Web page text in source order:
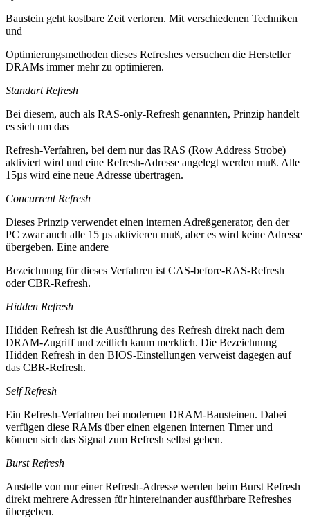
Baustein geht kostbare Zeit verloren. Mit verschiedenen Techniken
und
Optimierungsmethoden dieses Refreshes versuchen die Hersteller
DRAMs immer mehr zu optimieren.
Standart Refresh
Bei diesem, auch als RAS-only-Refresh genannten, Prinzip handelt
es sich um das
Refresh-Verfahren, bei dem nur das RAS (Row Address Strobe)
aktiviert wird und eine Refresh-Adresse angelegt werden muß. Alle
15µs wird eine neue Adresse übertragen.
Concurrent Refresh
Dieses Prinzip verwendet einen internen Adreßgenerator, den der
PC zwar auch alle 15 µs aktivieren muß, aber es wird keine Adresse
übergeben. Eine andere
Bezeichnung für dieses Verfahren ist CAS-before-RAS-Refresh
oder CBR-Refresh.
Hidden Refresh
Hidden Refresh ist die Ausführung des Refresh direkt nach dem
DRAM-Zugriff und zeitlich kaum merklich. Die Bezeichnung
Hidden Refresh in den BIOS-Einstellungen verweist dagegen auf
das CBR-Refresh.
Self Refresh
Ein Refresh-Verfahren bei modernen DRAM-Bausteinen. Dabei
verfügen diese RAMs über einen eigenen internen Timer und
können sich das Signal zum Refresh selbst geben.
Burst Refresh
Anstelle von nur einer Refresh-Adresse werden beim Burst Refresh
direkt mehrere Adressen für hintereinander ausführbare Refreshes
übergeben.